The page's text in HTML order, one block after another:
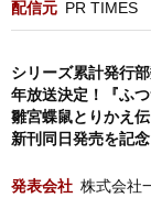
配信元 PR TIMES
シリーズ累計発行
年放送決定！『ふ
雛宮蝶鼠とりかえ
新刊同日発売を記
発表会社 株式会社